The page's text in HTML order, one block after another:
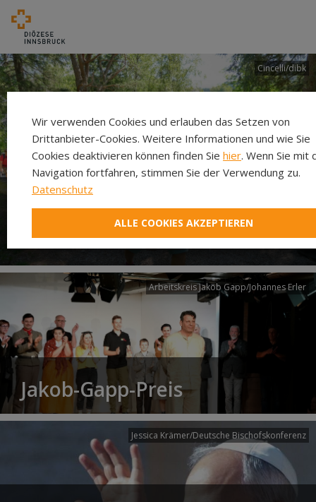
Cincelli/dibk
Neuer Pilgerweg Via
Laudato si’
Arbeitskreis Jakob Gapp/Johannes Erler
Jakob-Gapp-Preis
Jessica Krämer/Deutsche Bischofskonferenz
Wir verwenden Cookies und erlauben das Setzen von
Drittanbieter-Cookies. Weitere Informationen und wie Sie
Cookies deaktivieren können finden Sie hier. Wenn Sie mit
Navigation fortfahren, stimmen Sie der Verwendung zu.
Datenschutz
ALLE COOKIES AKZEPTIEREN